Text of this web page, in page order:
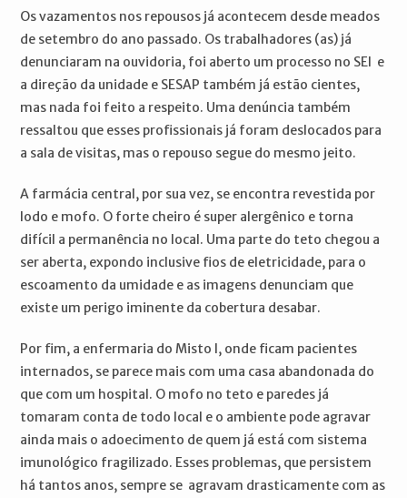
Os vazamentos nos repousos já acontecem desde meados
de setembro do ano passado. Os trabalhadores (as) já
denunciaram na ouvidoria, foi aberto um processo no SEI e
a direção da unidade e SESAP também já estão cientes,
mas nada foi feito a respeito. Uma denúncia também
ressaltou que esses profissionais já foram deslocados para
a sala de visitas, mas o repouso segue do mesmo jeito.
A farmácia central, por sua vez, se encontra revestida por
lodo e mofo. O forte cheiro é super alergênico e torna
difícil a permanência no local. Uma parte do teto chegou a
ser aberta, expondo inclusive fios de eletricidade, para o
escoamento da umidade e as imagens denunciam que
existe um perigo iminente da cobertura desabar.
Por fim, a enfermaria do Misto I, onde ficam pacientes
internados, se parece mais com uma casa abandonada do
que com um hospital. O mofo no teto e paredes já
tomaram conta de todo local e o ambiente pode agravar
ainda mais o adoecimento de quem já está com sistema
imunológico fragilizado. Esses problemas, que persistem
há tantos anos, sempre se agravam drasticamente com as